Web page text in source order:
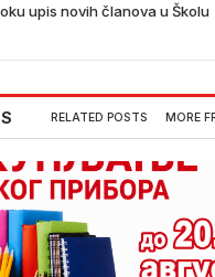
upis novih članova u Školu
RELATED POSTS MORE